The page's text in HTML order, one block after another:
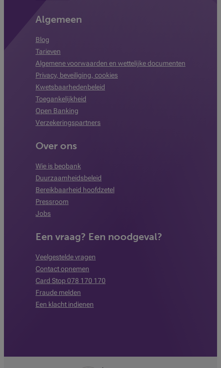
Algemeen
Blog
Tarieven
Algemene voorwaarden en wettelijke documenten
Privacy, beveiliging, cookies
Kwetsbaarhedenbeleid
Toegankelijkheid
Open Banking
Verzekeringspartners
Over ons
Wie is beobank
Duurzaamheidsbeleid
Bereikbaarheid hoofdzetel
Pressroom
Jobs
Een vraag? Een noodgeval?
Veelgestelde vragen
Contact opnemen
Card Stop 078 170 170
Fraude melden
Een klacht indienen